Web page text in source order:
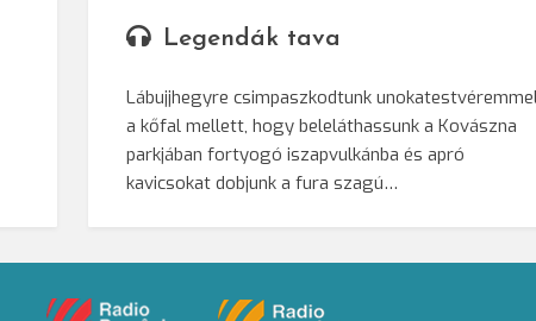
Legendák tava
Lábujjhegyre csimpaszkodtunk
a kőfal mellett, hogy beleláthassunk a Kovászna
parkjában fortyogó iszapvulkánba és apró
kavicsokat dobjunk a fura szagú…